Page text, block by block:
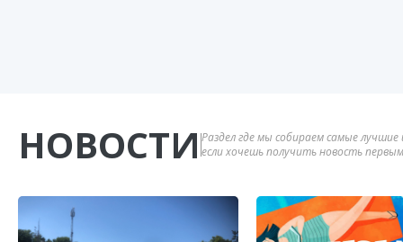
НОВОСТИ Раздел где мы собираем самые
если хочешь получить новость